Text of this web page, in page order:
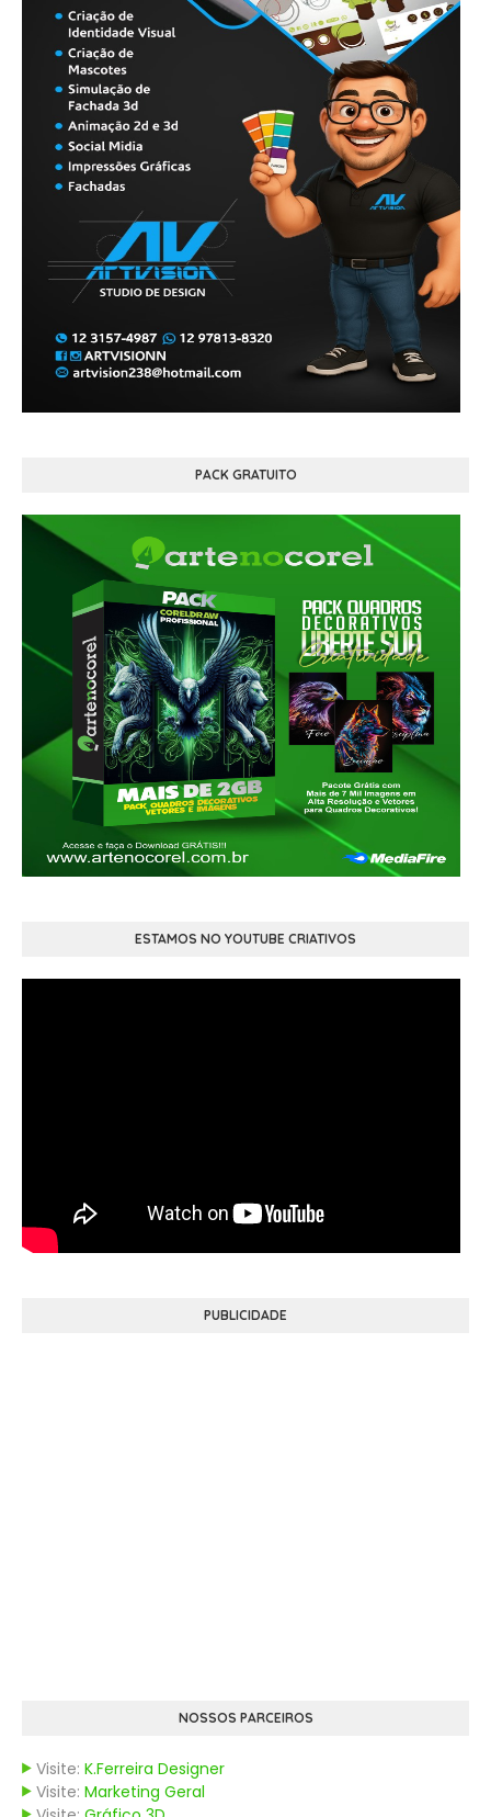
PACK GRATUITO
ESTAMOS NO YOUTUBE CRIATIVOS
PUBLICIDADE
NOSSOS PARCEIROS
Visite: K.Ferreira Designer
Visite: Marketing Geral